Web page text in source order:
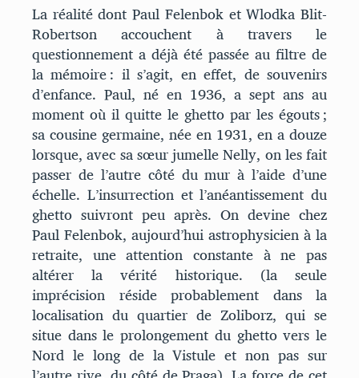
La réalité dont Paul Felenbok et Wlodka Blit-
Robertson accouchent à travers le
questionnement a déjà été passée au filtre de
la mémoire : il s’agit, en effet, de souvenirs
d’enfance. Paul, né en 1936, a sept ans au
moment où il quitte le ghetto par les égouts ;
sa cousine germaine, née en 1931, en a douze
lorsque, avec sa sœur jumelle Nelly, on les fait
passer de l’autre côté du mur à l’aide d’une
échelle. L’insurrection et l’anéantissement du
ghetto suivront peu après. On devine chez
Paul Felenbok, aujourd’hui astrophysicien à la
retraite, une attention constante à ne pas
altérer la vérité historique. (la seule
imprécision réside probablement dans la
localisation du quartier de Zoliborz, qui se
situe dans le prolongement du ghetto vers le
Nord le long de la Vistule et non pas sur